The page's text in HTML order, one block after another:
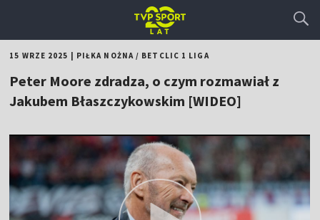
15 WRZE 2025 PIŁKA NOŻNA/ BETCLIC 1 LIGA
Peter Moore zdradza, o czym rozmawiał z
Jakubem Błaszczykowskim [WIDEO]